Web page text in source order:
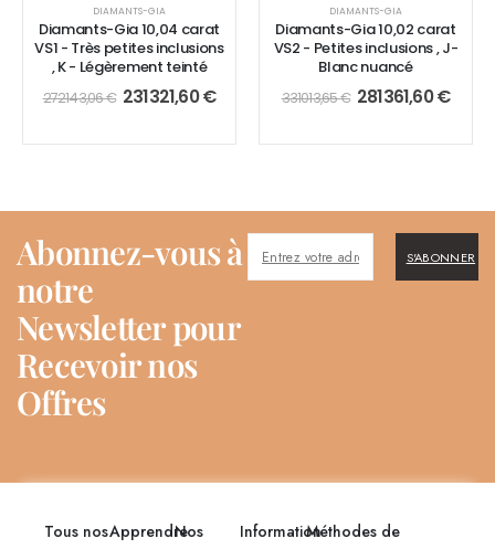
DIAMANTS-GIA
Diamants-Gia 10,04 carat
VS1 - Très petites inclusions
, K - Légèrement teinté
272143,06€ 231321,60€
DIAMANTS-GIA
Diamants-Gia 10,02 carat
VS2 - Petites inclusions , J-
Blanc nuancé
331013,65€ 281361,60€
Abonnez-vous à
notre
Newsletter pour
Recevoir nos
Offres
S'ABONNER
Tous nosApprendreNos
InformationMéthodes de